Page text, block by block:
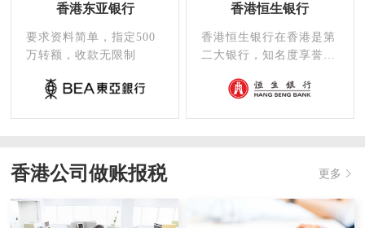
香港东亚银行
要求资料简单，指定500
万转额，收款无限制
香港恒生银行
香港恒生银行在香港是第
二大银行，知名度享誉全
香港公司做账报税 更多